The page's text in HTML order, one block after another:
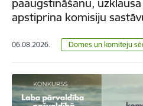
paaugstināšanu,
apstiprina komisiju
06.08.2026. Domes un komiteju